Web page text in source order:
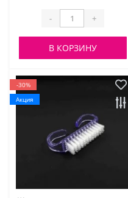
- +
В КОРЗИНУ
-30%
Акция